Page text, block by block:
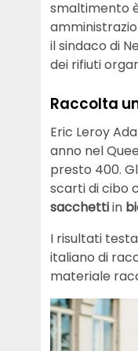
smaltimento
il sindaco di
dei rifiuti
Raccolta
Eric Leroy
anno nel
presto 400.
scarti di cibo
sacchettiin
I risultati
italiano di
materiale